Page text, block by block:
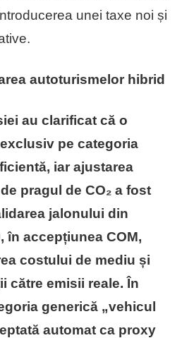
unei taxe noi și
autoturismelor hibrid
au clarificat că o
pe categoria
iar ajustarea
pragul de CO₂ a fost
jalonului din
în accepțiunea COM,
costului de mediu și
către emisii reale. În
generică „vehicul
automat ca proxy